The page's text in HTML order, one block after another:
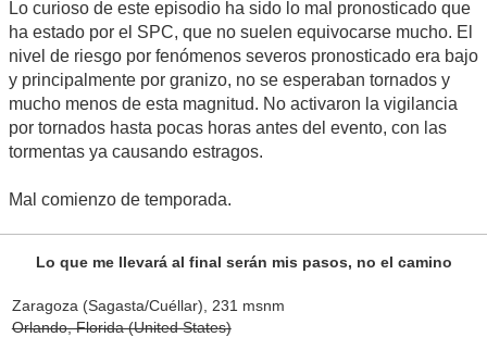
Lo curioso de este episodio ha sido lo mal pronosticado que
ha estado por el SPC, que no suelen equivocarse mucho. El
nivel de riesgo por fenómenos severos pronosticado era bajo
y principalmente por granizo, no se esperaban tornados y
mucho menos de esta magnitud. No activaron la vigilancia
por tornados hasta pocas horas antes del evento, con las
tormentas ya causando estragos.
Mal comienzo de temporada.
Lo que me llevará al final serán mis pasos, no el camino
Zaragoza (Sagasta/Cuéllar), 231 msnm
Orlando, Florida (United States)